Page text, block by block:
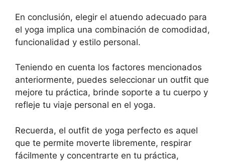
En conclusión, elegir el atuendo adecuado para
el yoga implica una combinación de comodidad,
funcionalidad y estilo personal.
Teniendo en cuenta los factores mencionados
anteriormente, puedes seleccionar un outfit que
mejore tu práctica, brinde soporte a tu cuerpo y
refleje tu viaje personal en el yoga.
Recuerda, el outfit de yoga perfecto es aquel
que te permite moverte libremente, respirar
fácilmente y concentrarte en tu práctica,